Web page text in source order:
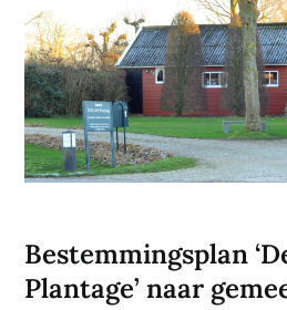
Bestemmingsplan
Plantage’ naar